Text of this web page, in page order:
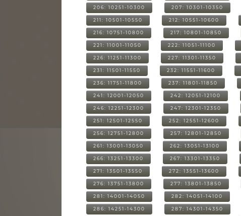
206: 10251-10300 207: 10301-10350
211: 10501-10550 212: 10551-10600
216: 10751-10800 217: 10801-10850
221: 11001-11050 222: 11051-11100
226: 11251-11300 227: 11301-11350
231: 11501-11550 232: 11551-11600
236: 11751-11800 237: 11801-11850
241: 12001-12050 242: 12051-12100
246: 12251-12300 247: 12301-12350
251: 12501-12550 252: 12551-12600
256: 12751-12800 257: 12801-12850
261: 13001-13050 262: 13051-13100
266: 13251-13300 267: 13301-13350
271: 13501-13550 272: 13551-13600
276: 13751-13800 277: 13801-13850
281: 14001-14050 282: 14051-14100
286: 14251-14300 287: 14301-14350